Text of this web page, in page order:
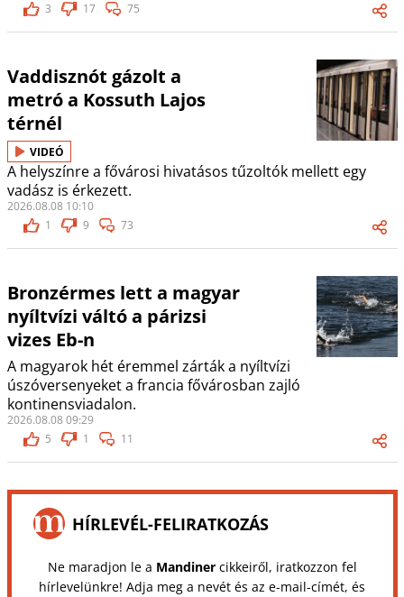
3
17 75
Vaddisznót gázolt a
metró a Kossuth Lajos
térnél
VIDEÓ
A helyszínre a fővárosi hivatásos tűzoltók mellett egy
vadász is érkezett.
2026.08.08 10:10
1
9 73
Bronzérmes lett a magyar
nyíltvízi váltó a párizsi
vizes Eb-n
A magyarok hét éremmel zárták a nyíltvízi
úszóversenyeket a francia fővárosban zajló
kontinensviadalon.
2026.08.08 09:29
5
1 11
HÍRLEVÉL-FELIRATKOZÁS
Ne maradjon le a Mandinercikkeiről, iratkozzon fel
hírlevelünkre! Adja meg a nevét és az e-mail-címét, és